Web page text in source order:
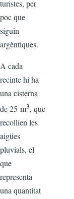
turistes, per
poc que
siguin
argèntiques.
A cada
recinte hi ha
una cisterna
de 25 m3, que
recollien les
aigües
pluvials, el
que
representa
una quantitat